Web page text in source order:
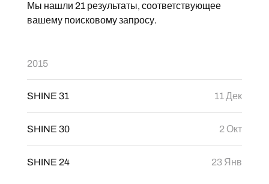
Мы нашли 21 результаты, соответствующее
вашему поисковому запросу.
2015
SHINE 31 11 Дек
SHINE 30 2 Окт
SHINE 24 23 Янв